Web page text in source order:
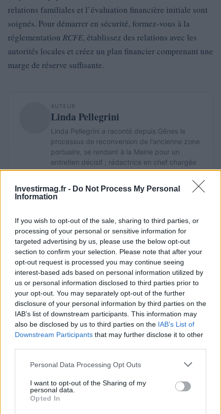
Investirmag.fr - Do Not Process My Personal
Information
If you wish to opt-out of the sale, sharing to third parties, or
processing of your personal or sensitive information for
targeted advertising by us, please use the below opt-out
section to confirm your selection. Please note that after your
opt-out request is processed you may continue seeing
interest-based ads based on personal information utilized by
us or personal information disclosed to third parties prior to
your opt-out. You may separately opt-out of the further
disclosure of your personal information by third parties on the
IAB’s list of downstream participants. This information may
also be disclosed by us to third parties on the IAB’s List of
Downstream Participants that may further disclose it to other
Please note that this website/app uses one or more Google
not limited to your visit or usage behaviour. You may click to
grant or deny consent to Google and its third-party tags to
use your data for below specified purposes in below Google
Personal Data Processing Opt Outs
I want to opt-out of the Sharing of my
personal data.
Opted In
relations familiales et l’évaluation financière initiale sont
soignés. Pour démarrer en sécurité, formez‑vous à la
réglementation RCFE, établissez des relations avec les
autorités locales et créez un plan financier comprenant une
marge de réserve suffisante.
AUTEUR
Linda Pellegrini
Linda Pellegrini a raconté depuis Gênes le
processus de reconversion de l'ancienne zone
portuaire, se rendant à la Mairie pour un
entretien décisif ; rédactrice en chef chargée
des rubriques historiques et propose en
rédaction des enquêtes sur la mémoire locale.
Diplômée de l'Université de Gênes, conserve